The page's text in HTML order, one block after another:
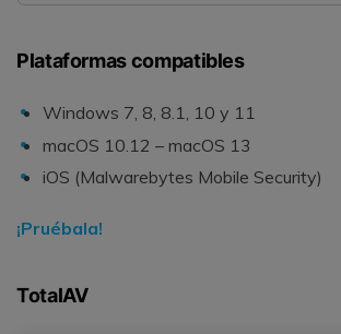
Plataformas compatibles
Windows 7, 8, 8.1, 10 y 11
macOS 10.12 – macOS 13
iOS (Malwarebytes Mobile Security)
¡Pruébala!
TotalAV